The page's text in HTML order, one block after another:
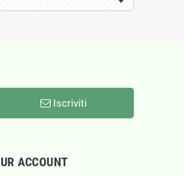
Iscriviti
ACCOUNT